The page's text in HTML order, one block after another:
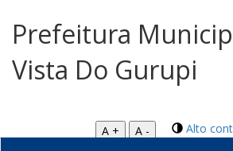
Prefeitura
Vista Do Gurupi
Alto
A +
A -